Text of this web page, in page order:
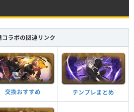
コラボの関連リンク
交換おすすめ テンプレまとめ